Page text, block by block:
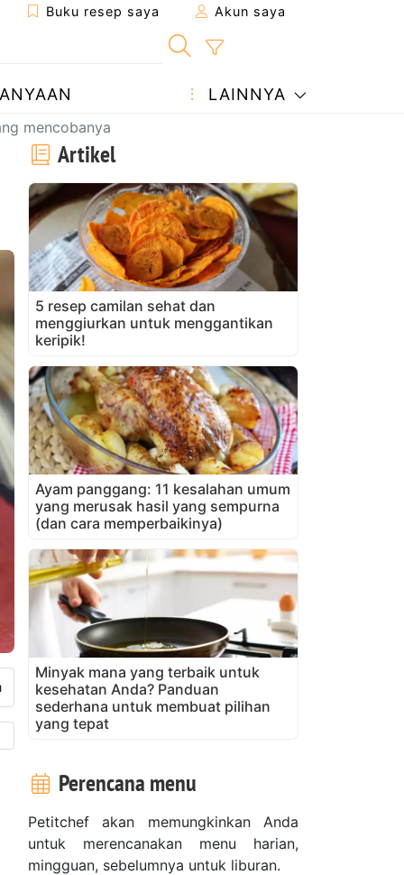
Buku resep saya Akun saya
LAINNYA
mencobanya
Artikel
5 resep camilan sehat dan
menggiurkan untuk menggantikan
keripik!
Ayam panggang: 11 kesalahan umum
yang merusak hasil yang sempurna
(dan cara memperbaikinya)
Minyak mana yang terbaik untuk
kesehatan Anda? Panduan
sederhana untuk membuat pilihan
yang tepat
Perencana menu
Petitchef akan memungkinkan Anda
untuk merencanakan menu harian,
mingguan, sebelumnya untuk liburan.